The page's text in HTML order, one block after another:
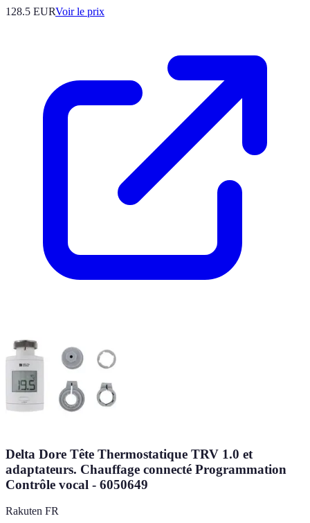
128.5 EURVoir le prix
Delta Dore Tête Thermostatique TRV 1.0 et
adaptateurs. Chauffage connecté Programmation
Contrôle vocal - 6050649
Rakuten FR